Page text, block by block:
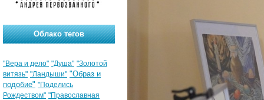
Облако тегов
"Вера и дело" "Душа" "Золотой
витязь" "Ландыши" "Образ и
подобие" "Поделись
Рождеством" "Православная